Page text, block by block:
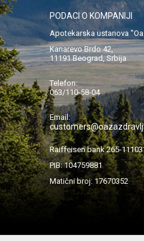
PODACI O KOMPANIJI
Apotekarska ustanova
Kanarevo Brdo 42,
11191 Beograd, Srbija
Telefon:
063/110-58-04
Email:
Raiffeisen bank 265-
PIB: 104759881
Matični broj: 17670352